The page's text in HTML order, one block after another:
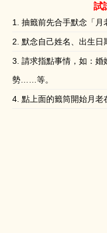
試
1. 抽籤前先合手默念「月
2. 默念自己姓名、出生日
3. 請求指點事情，如：婚
勢……等。
4. 點上面的籤筒開始月老